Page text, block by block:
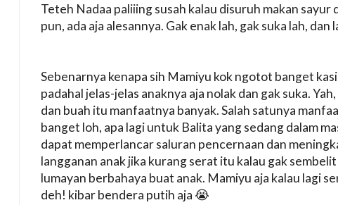
Teteh Nadaa paliiing susah kalau disuruh makan
pun, ada aja alesannya. Gak enak lah, gak suka lah, dan
Sebenarnya kenapa sih Mamiyu kok ngotot banget
padahal jelas-jelas anaknya aja nolak dan gak suka.
dan buah itu manfaatnya banyak. Salah satunya
banget loh, apa lagi untuk Balita yang sedang dalam
dapat memperlancar saluran pencernaan dan
langganan anak jika kurang serat itu kalau gak
lumayan berbahaya buat anak. Mamiyu aja kalau lagi
deh! kibar bendera putih aja 😭